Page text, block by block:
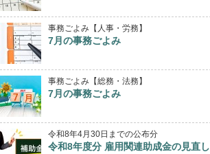
事務ごよみ【人事・労務】
7月の事務ごよみ
事務ごよみ【総務・法務】
7月の事務ごよみ
令和8年4月30日までの公布分
令和8年度分 雇用関連助成金の見直し